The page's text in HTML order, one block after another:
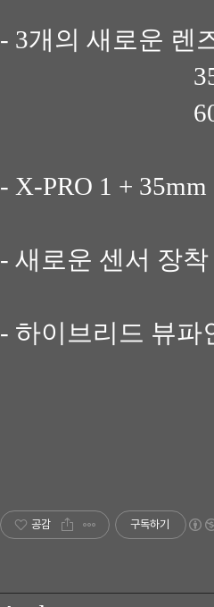
- 3개의 새로운 렌
35mm
60mm
- X-PRO 1 + 35mm
- 새로운 센서 장착
- 하이브리드 뷰파
공감 구독하기